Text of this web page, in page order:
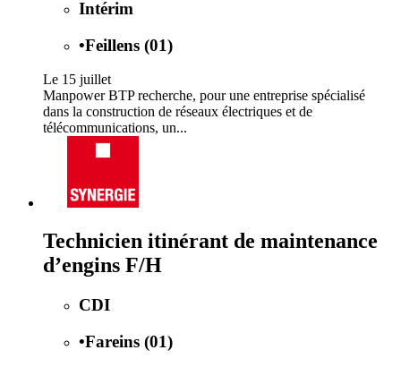
Intérim
•Feillens (01)
Le 15 juillet
Manpower BTP recherche, pour une entreprise spécialisé
dans la construction de réseaux électriques et de
télécommunications, un...
Technicien itinérant de maintenance
d’engins F/H
CDI
•Fareins (01)